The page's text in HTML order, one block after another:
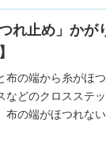
れ止め」かが
布の端から糸がほ
などのクロスステ
の端がほつれな